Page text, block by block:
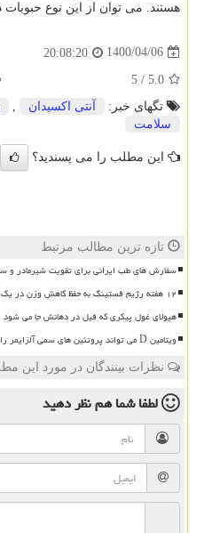
هستند. می توان از این نوع حبوبات
1400/04/06
20:08:20
5.0
/
5
تگهای خبر:
آنتی اكسیدان ,
سلامت
این مطلب را می پسندید؟
تازه ترین مطالب مرتبط
سفارش های طب ایرانی برای تقویت شیرمادر و
۱۲ هفته رژیم فستینگ به حفظ کاهش وزن در یک سال بعد کمک نماید
هیولای غول پیکری که فیل در دهانش جا می شود
ویتامین D می تواند پروتئین های سمی آلزایمر را کم کند
نظرات بینندگان در مورد این
لطفا شما همنظر دهید